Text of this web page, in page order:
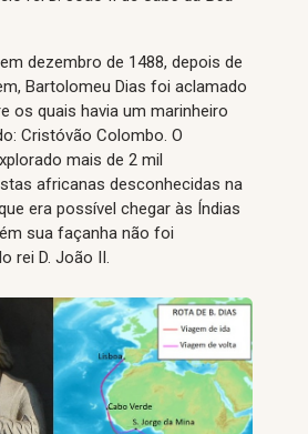
dezembro de 1488, depois de
Bartolomeu Dias foi aclamado
os quais havia um marinheiro
Cristóvão Colombo. O
mais de 2 mil
africanas desconhecidas na
era possível chegar às Índias
sua façanha não foi
rei D. João II.